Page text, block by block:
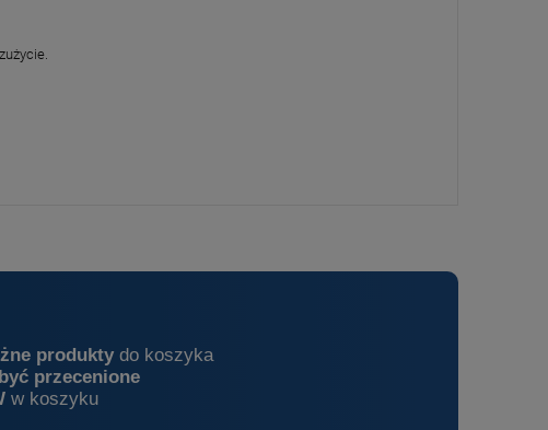
produkty do koszyka
przecenione
w koszyku